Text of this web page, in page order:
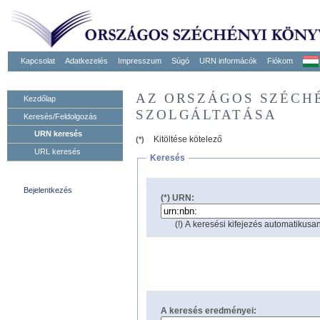
Kapcsolat Adatkezelés Impresszum Súgó URN informácók Fiókom
Kezdőlap
Keresés/Feldolgozás
URN keresés
URL keresés
Bejelentkezés
AZ ORSZÁGOS
SZOLGÁLTATÁSA
(*)
Kitöltése kötelező
Keresés
(*) URN:
(!) A keresési kifejezés
A keresés eredményei: